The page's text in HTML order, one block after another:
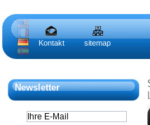
Kontakt sitemap
Newsletter